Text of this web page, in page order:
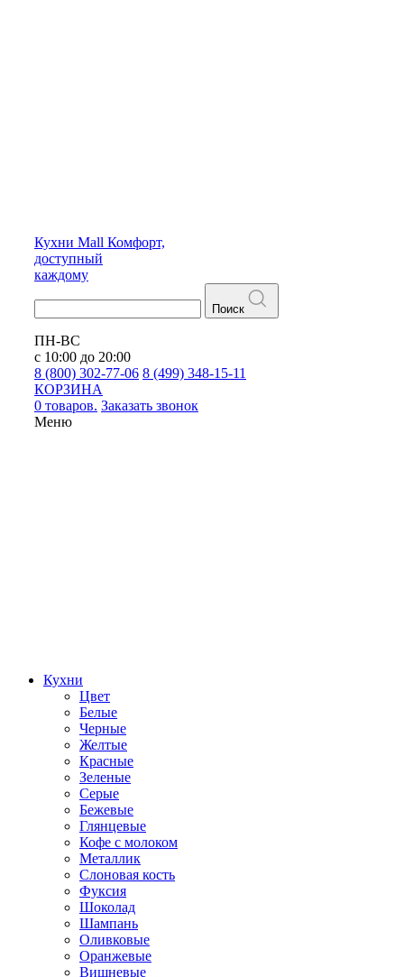
Кухни Mall Комфорт,
доступный
каждому
Поиск
ПН-ВС
с 10:00 до 20:00
8 (800) 302-77-06 8 (499) 348-15-11
КОРЗИНА
0 товаров. Заказать звонок
Меню
Кухни
Цвет
Белые
Черные
Желтые
Красные
Зеленые
Серые
Бежевые
Глянцевые
Кофе с молоком
Металлик
Слоновая кость
Фуксия
Шоколад
Шампань
Оливковые
Оранжевые
Вишневые